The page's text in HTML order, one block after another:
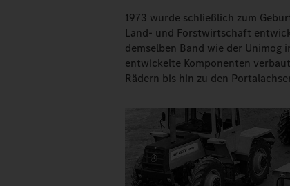
1973 wurde schließlich zum
Land- und Forstwirtschaft
demselben Band wie der Unimog
entwickelte Komponenten
Rädern bis hin zu den